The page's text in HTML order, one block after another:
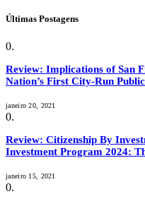
Últimas Postagens
Review: Implications of San
Nation’s First City-Run
janeiro 20, 2021
Review: Citizenship By
Investment Program 2024:
janeiro 15, 2021